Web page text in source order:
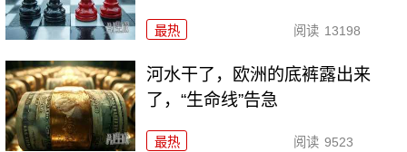
最热 阅读 13198
河水干了，欧洲的底裤露出来
了，“生命线”告急
最热 阅读 9523